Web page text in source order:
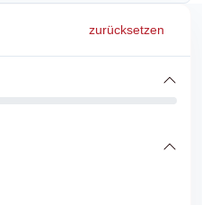
zurücksetzen